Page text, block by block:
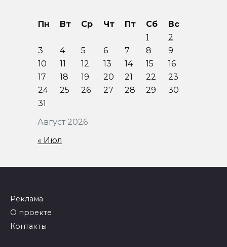
Август 2026
Пн Вт Ср Чт Пт Сб
Вс
1
2
3
4 5 6 7 8
9
10
11 12 13 14 15
16
17
18 19 20 21 22
23
24
25 26 27 28 29
30
31
« Июл
Реклама
О проекте
Контакты